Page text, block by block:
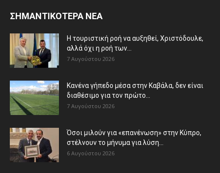
ΣΗΜΑΝΤΙΚΟΤΕΡΑ ΝΕΑ
Η τουριστική ροή να αυξηθεί, Χριστόδουλε,
αλλά όχι η ροή των...
7 Αυγούστου 2026
Κανένα γήπεδο μέσα στην Καβάλα, δεν είναι
διαθέσιμο για τον πρώτο...
7 Αυγούστου 2026
Όσοι μιλούν για «επανένωση» στην Κύπρο,
στέλνουν το μήνυμα για λύση...
6 Αυγούστου 2026